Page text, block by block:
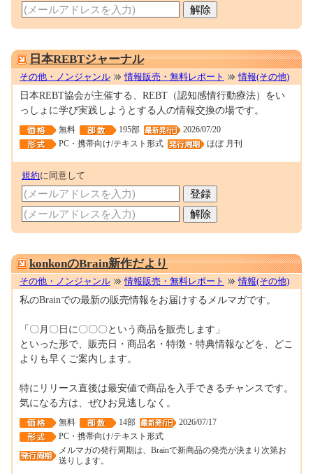
日本REBTジャーナル
その他・ノンジャンル 情報販売・無料レポート 情報(その他)
日本REBT協会が主催する、REBT（認知感情行動療法）をい
っしょに学び実践しようとする人の情報交換の場です。
無料 195部
2026/07/20
PC・携帯向け/テキスト形式
ほぼ 月刊
規約に同意して
konkonのBrain新作だより
その他・ノンジャンル 情報販売・無料レポート 情報(その他)
私のBrainでの最新の販売情報をお届けするメルマガです。
「〇月〇日に〇〇〇という商品を販売します」
といった形で、販売日・商品名・特徴・特典情報などを、どこ
よりも早くご案内します。
特にリリース直後は最安値で商品を入手できるチャンスです。
気になる方は、ぜひお見逃しなく。
無料 14部
2026/07/17
PC・携帯向け/テキスト形式
メルマガの発行周期は、Brainで新商品の発売が決まり次第お
送りします。